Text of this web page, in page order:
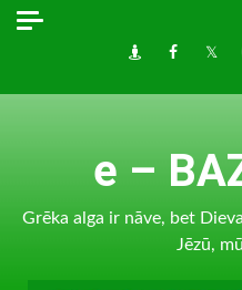
Skip
Draugiem
e –
Grēka alga ir nāve, bet
Jēzū,